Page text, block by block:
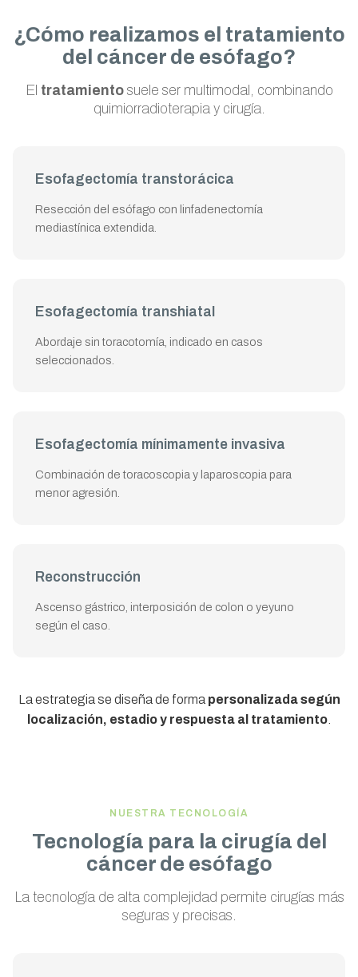
¿Cómo realizamos el tratamiento
del cáncer de esófago?
El tratamientosuele ser multimodal, combinando
quimiorradioterapia y cirugía.
Esofagectomía transtorácica
Resección del esófago con linfadenectomía
mediastínica extendida.
Esofagectomía transhiatal
Abordaje sin toracotomía, indicado en casos
seleccionados.
Esofagectomía mínimamente invasiva
Combinación de toracoscopia y laparoscopia para
menor agresión.
Reconstrucción
Ascenso gástrico, interposición de colon o yeyuno
según el caso.
La estrategia se diseña de forma personalizada según
localización, estadio y respuesta al tratamiento
NUESTRA TECNOLOGÍA
Tecnología para la cirugía del
cáncer de esófago
La tecnología de alta complejidad permite cirugías más
seguras y precisas.